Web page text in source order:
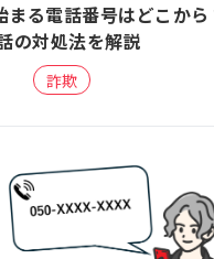
まる電話番号はどこか
の対処法を解説
詐欺